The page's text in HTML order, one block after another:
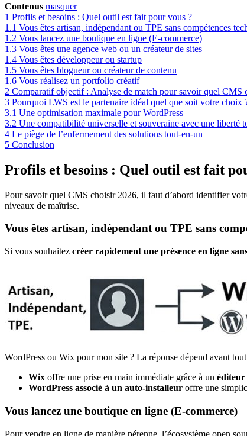
Contenus masquer
1 Profils et besoins : Quel outil est fait pour vous ?
1.1 Vous êtes artisan, indépendant ou TPE sans compétences
1.2 Vous lancez une boutique en ligne (E-commerce)
1.3 Vous êtes une agence web ou un créateur de sites
1.4 Vous êtes développeur ou startup
1.5 Vous êtes blogueur ou créateur de contenu
1.6 Vous réalisez un portfolio créatif
2 Comparatif objectif : Analyse de match pour savoir quel CMS
3 Pourquoi LWS est le partenaire idéal quel que soit votre choix
3.1 Une optimisation maximale pour WordPress
3.2 Une compatibilité universelle et souveraine avec une liberté
4 Le piège de l’enfermement des solutions tout-en-un
5 Conclusion
Profils et besoins : Quel outil est fait
Pour savoir quel CMS choisir 2026, il faut d’abord identifier
niveaux de maîtrise.
Vous êtes artisan, indépendant ou TPE sans
Si vous souhaitez créer rapidement une présence en ligne
WordPress ou Wix pour mon site ? La réponse dépend avant
Wix offre une prise en main immédiate grâce à un éditeur
WordPress associé à un auto-installeur offre une
Vous lancez une boutique en ligne (E-commerce)
Pour vendre en ligne de manière pérenne, l’écosystème open